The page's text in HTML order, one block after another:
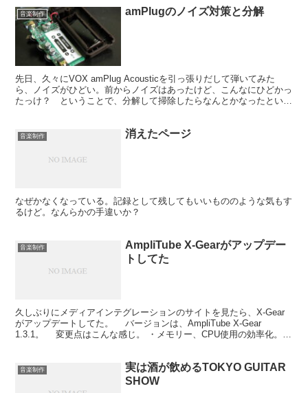
音楽制作 amPlugのノイズ対策と分解
先日、久々にVOX amPlug Acousticを引っ張りだして弾いてみた
ら、ノイズがひどい。前からノイズはあったけど、こんなにひどかっ
たっけ？ ということで、分解して掃除したらなんとかなったという
音楽制作 消えたページ
なぜかなくなっている。記録として残してもいいもののような気もす
るけど。なんらかの手違いか？
音楽制作
AmpliTube X-Gearがアップデー
トしてた
久しぶりにメディアインテグレーションのサイトを見たら、X-Gear
がアップデートしてた。 バージョンは、AmpliTube X-Gear
1.3.1。 変更点はこんな感じ。 ・メモリー、CPU使用の効率化。
音楽制作
実は酒が飲めるTOKYO GUITAR
SHOW